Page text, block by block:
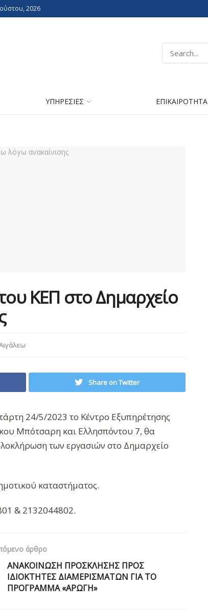
2026
ΥΠΗΡΕΣΙΕΣ ΕΠΙΚΑΙΡΟΤΗΤΑ
ΚΕΠ στο Δημαρχείο
Share on Twitter
24/5/2023 το Κέντρο Εξυπηρέτησης
Μπότσαρη και Ελλησπόντου 7, θα
των εργασιών στο Δημαρχείο
καταστήματος.
& 2132044802.
άρθρο
ΑΝΑΚΟΙΝΩΣΗ ΠΡΟΣΚΛΗΣΗΣ ΠΡΟΣ
ΙΔΙΟΚΤΗΤΕΣ ΔΙΑΜΕΡΙΣΜΑΤΩΝ ΓΙΑ ΤΟ
ΠΡΟΓΡΑΜΜΑ «ΑΡΩΓΗ»